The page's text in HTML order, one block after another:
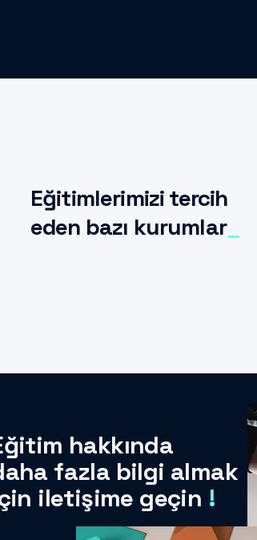
Eğitimlerimizi tercih
eden bazı kurumlar_
hakkında
fazla bilgi almak
iletişime geçin !